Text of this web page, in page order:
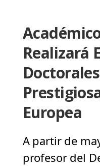
Realizará
Europea
A partir de
profesor del